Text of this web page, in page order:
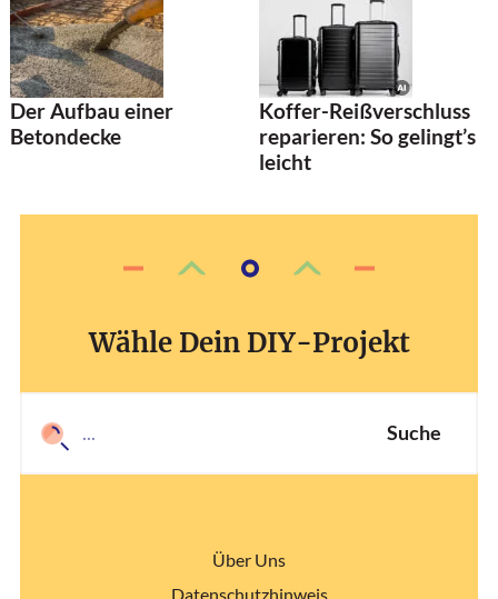
Der Aufbau einer
Betondecke
Koffer-Reißverschluss
reparieren: So gelingt’s
leicht
Wähle Dein DIY-Projekt
Suche
Über Uns
Datenschutzhinweis